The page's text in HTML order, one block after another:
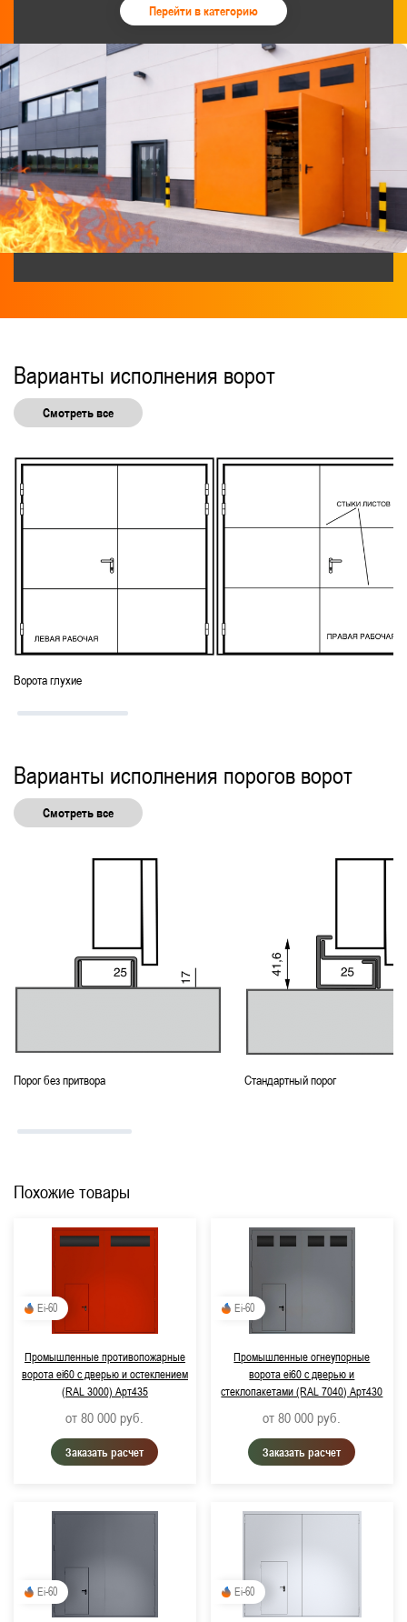
Перейти в категорию
Варианты исполнения ворот
Смотреть все
Ворота глухие
Варианты исполнения порогов ворот
Смотреть все
Порог без притвора Стандартный порог
Похожие товары
Ei-60
Промышленные противопожарные
ворота ei60 с дверью и остеклением
(RAL 3000) Арт435
от 80 000 руб.
Заказать расчет
Ei-60
Промышленные огнеупорные
ворота ei60 с дверью и
стеклопакетами (RAL 7040) Арт430
от 80 000 руб.
Заказать расчет
Ei-60 Ei-60